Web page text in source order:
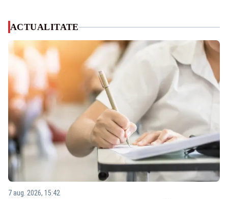
ACTUALITATE
7 aug. 2026, 15:42